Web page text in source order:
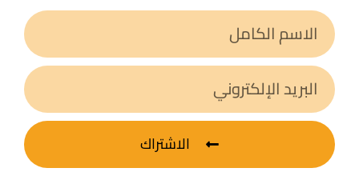
الاشتراك